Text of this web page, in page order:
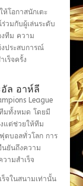
ห้โอกาสนักเตะ
วมกับผู้เล่นระดับ
งทีม ความ
ประสบการณ์
ร็จครั้ง
ล อาห์ลี
League
มทั้งหมด โดยมี
แต่ช่วยให้ทีม
ตบอลทั่วโลก การ
นยันถึงความ
ามสำเร็จ
ร็จในสนามเท่านั้น